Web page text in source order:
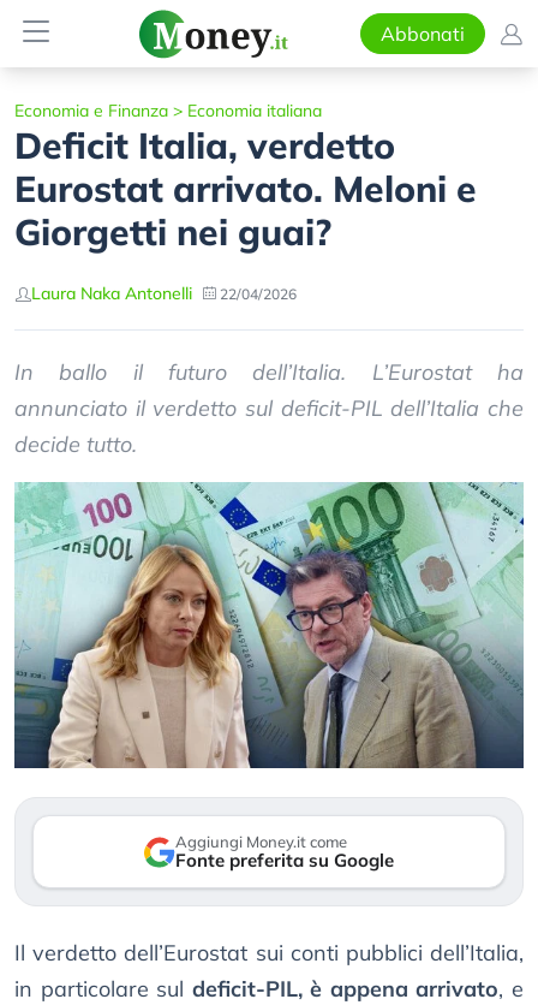
Abbonati
Economia e Finanza > Economia italiana
Deficit Italia, verdetto
Eurostat arrivato. Meloni e
Giorgetti nei guai?
Laura Naka Antonelli 22/04/2026
In ballo il futuro dell’Italia. L’Eurostat ha
annunciato il verdetto sul deficit-PIL dell’Italia che
decide tutto.
Aggiungi Money.it come
Fonte preferita su Google
Il verdetto dell’Eurostat sui conti pubblici dell’Italia,
in particolare sul deficit-PIL, è appena arrivato, e